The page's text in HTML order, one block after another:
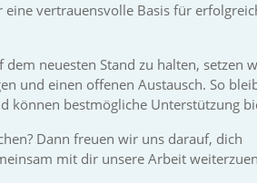
eine vertrauensvolle Basis für
dem neuesten Stand zu halten, setzen
und einen offenen Austausch. So
können bestmögliche Unterstützung
Dann freuen wir uns darauf, dich
mit dir unsere Arbeit